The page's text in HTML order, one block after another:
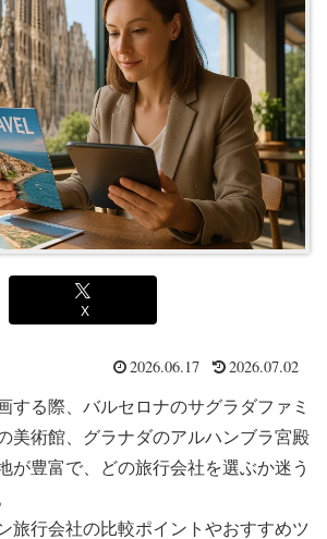
X
2026.06.17 2026.07.02
する際、バルセロナのサグラダファミ
美術館、グラナダのアルハンブラ宮殿
が豊富で、どの旅行会社を選ぶか迷う
旅行会社の比較ポイントやおすすめツ